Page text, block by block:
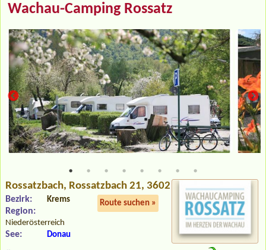
Wachau-Camping Rossatz
Rossatzbach, Rossatzbach 21, 3602
Route suchen »
Bezirk: Krems
Region:
Niederösterreich
See: Donau